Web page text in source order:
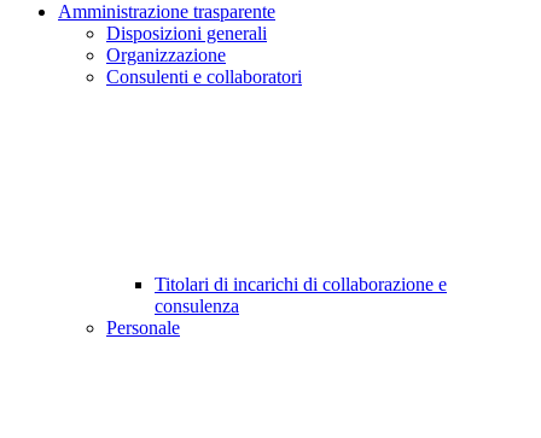
Amministrazione trasparente
Disposizioni generali
Organizzazione
Consulenti e collaboratori
Titolari di incarichi di collaborazione e
consulenza
Personale